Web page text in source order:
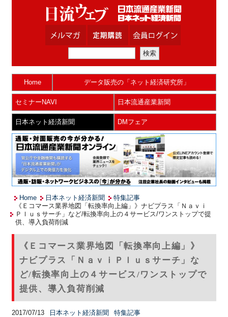
Home データ販売の「ネット経済研究所」
セミナーNAVI 日本流通産業新聞
日本ネット経済新聞 DMフェア
Home 日本ネット経済新聞
特集記事
《Ｅコマース業界地図「転換率向上編」》ナビプラス「Ｎａｖｉ
Ｐｌｕｓサーチ」など/転換率向上の４サービス/ワンストップで提
供、導入負荷削減
《Ｅコマース業界地図「転換率向上編」》
ナビプラス「ＮａｖｉＰｌｕｓサーチ」な
ど/転換率向上の４サービス/ワンストップで
提供、導入負荷削減
2017/07/13 日本ネット経済新聞 特集記事